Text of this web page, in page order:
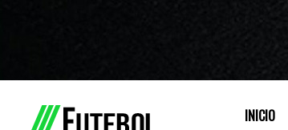
INICIO